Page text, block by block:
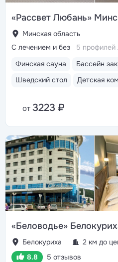
«Рассвет Любань»
Минская область
Финская сауна
Бассейн
Шведский стол
Детская
С лечением и без 5 профилей
от 3223 ₽
«Беловодье»
Белокуриха
2 км до
8.8
5 отзывов